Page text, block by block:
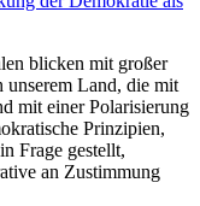
blicken mit großer
unserem Land, die mit
mit einer Polarisierung
Prinzipien,
Frage gestellt,
an Zustimmung